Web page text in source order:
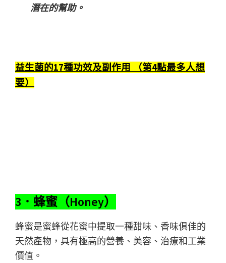
潛在的幫助。
益生菌的17種功效及副作用 （第4點最多人想
要）
3．蜂蜜（Honey）
蜂蜜是蜜蜂從花蜜中提取一種甜味、香味俱佳的
天然產物，具有極高的營養、美容、治療和工業
價值。